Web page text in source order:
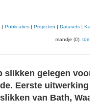
| Publicaties | Projecten | Datasets |
mandje (0):
slikken gelegen voor
Eerste uitwerking
van Bath,